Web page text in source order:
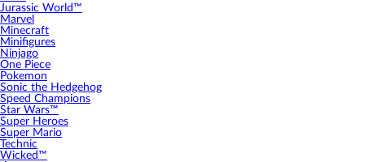
Jurassic World™
Marvel
Minecraft
Minifigures
Ninjago
One Piece
Pokemon
Sonic the Hedgehog
Speed Champions
Star Wars™
Super Heroes
Super Mario
Technic
Wicked™